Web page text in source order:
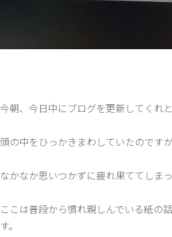
今朝、今日中にブログを更新してくれ
頭の中をひっかきまわしていたのです
なかなか思いつかずに疲れ果ててしま
ここは普段から慣れ親しんでいる紙の
す。